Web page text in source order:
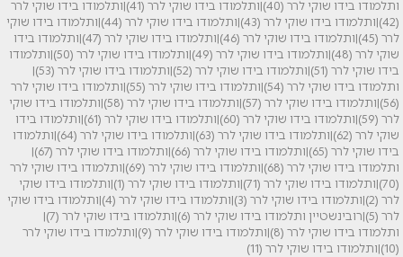
ותלמודו בידו שוקי לרר (40)|ותלמודו בידו שוקי לרר (41)|ותלמודו בידו שוקי לרר
(42)|ותלמודו בידו שוקי לרר (43)|ותלמודו בידו שוקי לרר (44)|ותלמודו בידו שוקי
לרר (45)|ותלמודו בידו שוקי לרר (46)|ותלמודו בידו שוקי לרר (47)|ותלמודו בידו
שוקי לרר (48)|ותלמודו בידו שוקי לרר (49)|ותלמודו בידו שוקי לרר (50)|ותלמודו
בידו שוקי לרר (51)|ותלמודו בידו שוקי לרר (52)|ותלמודו בידו שוקי לרר (53)|
ותלמודו בידו שוקי לרר (54)|ותלמודו בידו שוקי לרר (55)|ותלמודו בידו שוקי לרר
(56)|ותלמודו בידו שוקי לרר (57)|ותלמודו בידו שוקי לרר (58)|ותלמודו בידו שוקי
לרר (59)|ותלמודו בידו שוקי לרר (60)|ותלמודו בידו שוקי לרר (61)|ותלמודו בידו
שוקי לרר (62)|ותלמודו בידו שוקי לרר (63)|ותלמודו בידו שוקי לרר (64)|ותלמודו
בידו שוקי לרר (65)|ותלמודו בידו שוקי לרר (66)|ותלמודו בידו שוקי לרר (67)|
ותלמודו בידו שוקי לרר (68)|ותלמודו בידו שוקי לרר (69)|ותלמודו בידו שוקי לרר
(70)|ותלמודו בידו שוקי לרר (71)|ותלמודו בידו שוקי לרר (1)|ותלמודו בידו שוקי
לרר (2)|ותלמודו בידו שוקי לרר (3)|ותלמודו בידו שוקי לרר (4)|ותלמודו בידו שוקי
לרר (5)|רובינשטיין ותלמודו בידו שוקי לרר (6)|ותלמודו בידו שוקי לרר (7)|
ותלמודו בידו שוקי לרר (8)|ותלמודו בידו שוקי לרר (9)|ותלמודו בידו שוקי לרר
(10)|ותלמודו בידו שוקי לרר (11)